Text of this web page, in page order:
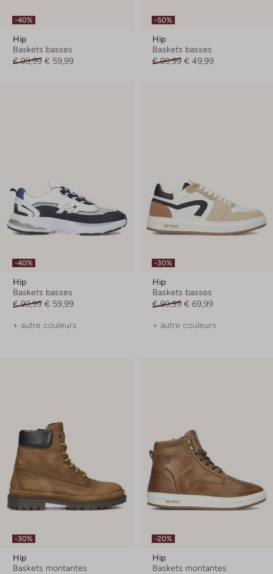
-40%
Hip
Baskets basses
€ 99,99 € 59,99
-50%
Hip
Baskets basses
€ 99,99 € 49,99
-40%
Hip
Baskets basses
€ 99,99 € 59,99
+ autre couleurs
-30%
Hip
Baskets basses
€ 99,99 € 69,99
+ autre couleurs
-30%
Hip
Baskets montantes
-20%
Hip
Baskets montantes